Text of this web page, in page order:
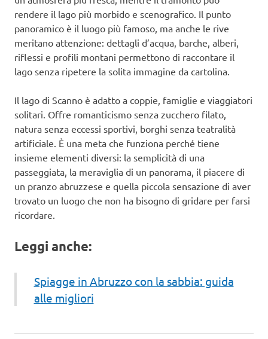
rendere il lago più morbido e scenografico. Il punto
panoramico è il luogo più famoso, ma anche le rive
meritano attenzione: dettagli d’acqua, barche, alberi,
riflessi e profili montani permettono di raccontare il
lago senza ripetere la solita immagine da cartolina.
Il lago di Scanno è adatto a coppie, famiglie e viaggiatori
solitari. Offre romanticismo senza zucchero filato,
natura senza eccessi sportivi, borghi senza teatralità
artificiale. È una meta che funziona perché tiene
insieme elementi diversi: la semplicità di una
passeggiata, la meraviglia di un panorama, il piacere di
un pranzo abruzzese e quella piccola sensazione di aver
trovato un luogo che non ha bisogno di gridare per farsi
ricordare.
Leggi anche:
Spiagge in Abruzzo con la sabbia: guida
alle migliori